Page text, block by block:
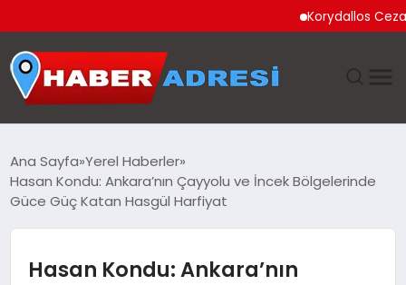
Korydallos
GÜNDEM
Ana Sayfa Yerel Haberler
Hasan Kondu: Ankara’nın Çayyolu ve İncek Bölgelerinde
Güce Güç Katan Hasgül Harfiyat
Hasan Kondu: Ankara’nın